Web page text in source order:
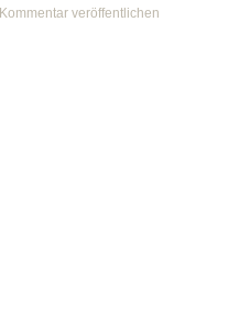
Kommentar veröffentlichen